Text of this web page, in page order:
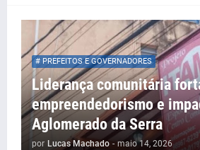
# PREFEITOS E GOVERNADORES
Liderança comunitária
empreendedorismo e
Aglomerado da Serra
por Lucas Machado - maio 14, 2026